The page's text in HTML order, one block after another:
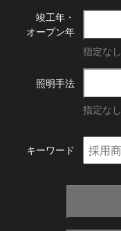
竣工年・
オープン年
指定なし
照明手法
指定なし
キーワード